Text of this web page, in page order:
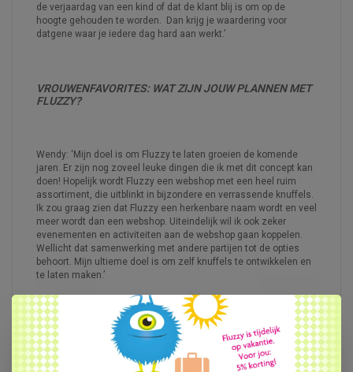
de verjaardag van een kind of dat de klant blij is om op de
hoogte gehouden te worden. Dan krijg je waardering voor
datgene waar je iedere dag hard aan werkt.’
VROUWENFAVORITES: WAT ZIJN JOUW PLANNEN MET
FLUZZY?
Wendy: ‘Mijn doel is om Fluzzy te laten groeien de komende
jaren. Er zijn nog zoveel leuke dingen die ik met dit concept kan
doen! Hopelijk wordt Fluzzy een webshop met een heel ruim
assortiment, die uitblinkt in bijzondere en verrassende knuffels.
Ik zou graag zien dat Fluzzy een herkenbare naam wordt en veel
meer wordt dan een webshop. Uiteindelijk wil ik ook zeker
evenementen en activiteiten aan de webshop gaan koppelen.
Wellicht dat samenwerking met andere partijen tot de opties
behoort. Mijn ultieme doel is om zelf knuffels te ontwikkelen en
te laten maken.’
VROUWENFAVORITES:ZIJN ER NOG ANDERE DINGEN
DIE JE KWIJT WILT IN HET INTERVIEW?